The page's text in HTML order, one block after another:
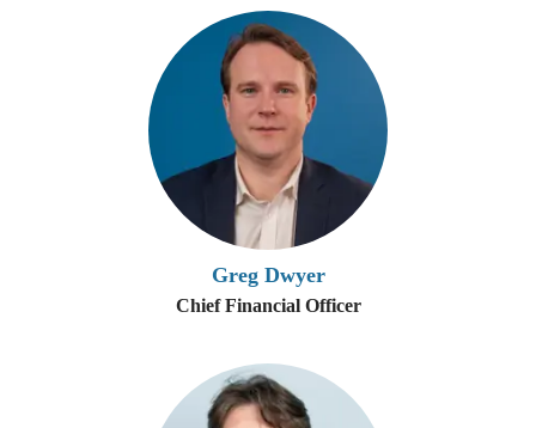
Greg Dwyer
Chief Financial Officer